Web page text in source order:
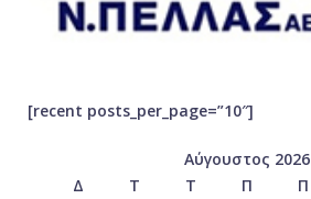
[recent posts_per_page=”10″]
Αύγουστος 2026
Δ
Τ Τ Π Π